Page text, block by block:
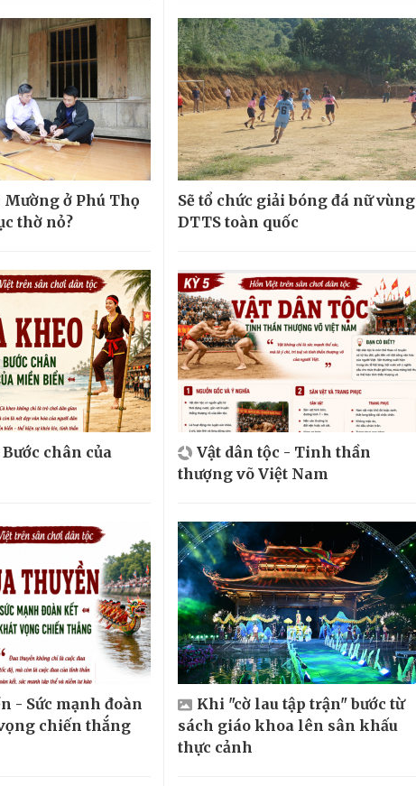
ở Phú Thọ
thờ nỏ?
Sẽ tổ chức giải bóng đá nữ vùng
DTTS toàn quốc
chân của
Vật dân tộc - Tinh thần
thượng võ Việt Nam
- Sức mạnh đoàn
chiến thắng
Khi "cờ lau tập trận" bước từ
sách giáo khoa lên sân khấu
thực cảnh